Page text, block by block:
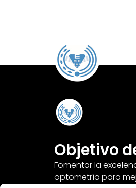
Objetivo
Fomentar la
optometría para